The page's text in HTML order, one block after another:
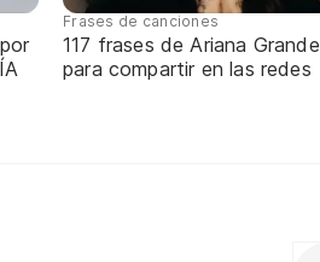
Frases de canciones
117 frases de Ariana Grande
para compartir en las redes